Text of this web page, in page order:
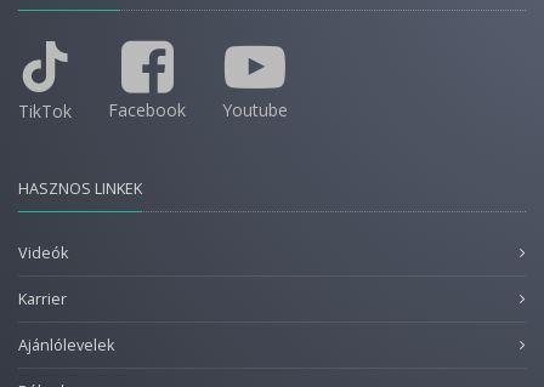
TikTok Facebook Youtube
HASZNOS LINKEK
Videók
Karrier
Ajánlólevelek